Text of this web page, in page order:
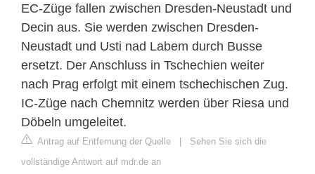
EC-Züge fallen zwischen Dresden-Neustadt und
Decin aus. Sie werden zwischen Dresden-
Neustadt und Usti nad Labem durch Busse
ersetzt. Der Anschluss in Tschechien weiter
nach Prag erfolgt mit einem tschechischen Zug.
IC-Züge nach Chemnitz werden über Riesa und
Döbeln umgeleitet.
Antrag auf Entfernung der Quelle | Sehen Sie sich die
vollständige Antwort auf mdr.de an